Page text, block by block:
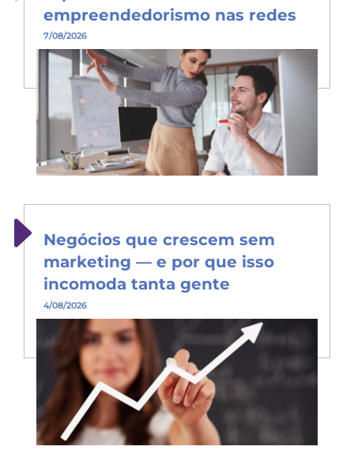
empreendedorismo nas redes
7/08/2026
Negócios que crescem sem
marketing — e por que isso
incomoda tanta gente
4/08/2026